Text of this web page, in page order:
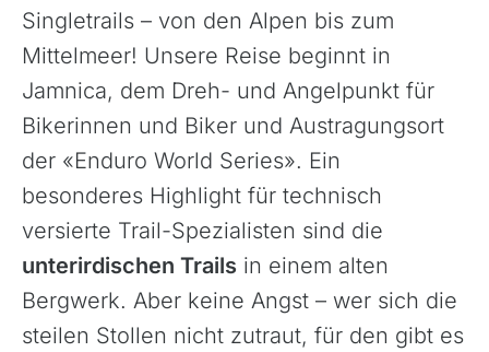
Singletrails – von den Alpen bis zum
Mittelmeer! Unsere Reise beginnt in
Jamnica, dem Dreh- und Angelpunkt für
Bikerinnen und Biker und Austragungsort
der «Enduro World Series». Ein
besonderes Highlight für technisch
versierte Trail-Spezialisten sind die
unterirdischen Trailsin einem alten
Bergwerk. Aber keine Angst – wer sich die
steilen Stollen nicht zutraut, für den gibt es
Azoren, Portugal